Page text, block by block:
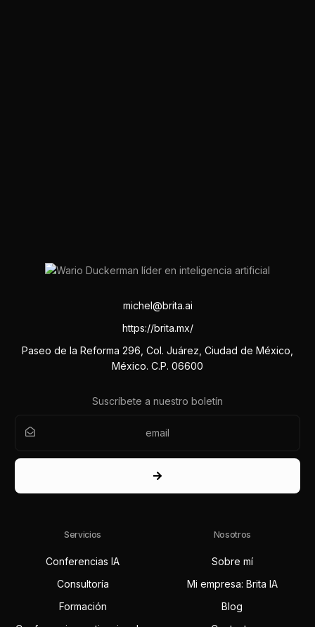
michel@brita.ai
https://brita.mx/
Paseo de la Reforma 296, Col. Juárez, Ciudad de México,
México. C.P. 06600
Suscríbete a nuestro boletín
Servicios
Conferencias IA
Consultoría
Formación
Nosotros
Sobre mí
Mi empresa: Brita IA
Blog